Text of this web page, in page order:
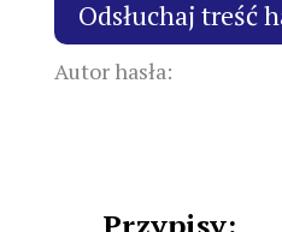
Autor hasła: